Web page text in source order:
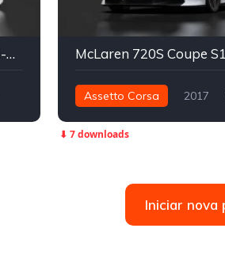
Nissan Skyline R32 GTS-T BN-SPORTS McLaren 720S Coupe S1
Assetto Corsa 2017
⬇ 7 downloads
Iniciar nova